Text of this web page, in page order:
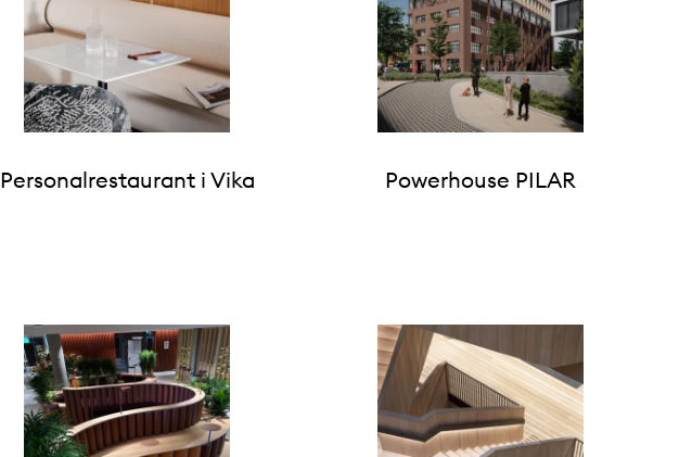
Personalrestaurant i Vika Powerhouse PILAR